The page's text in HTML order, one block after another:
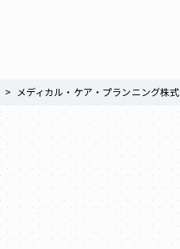
メディカル・ケア・プランニング株